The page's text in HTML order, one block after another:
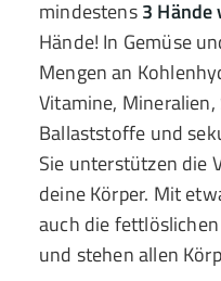
mindestens3 Hände
Hände! In Gemüse
Mengen an
Vitamine,
Ballaststoffe und
Sie unterstützen die
deine Körper. Mit
auch die
und stehen allen